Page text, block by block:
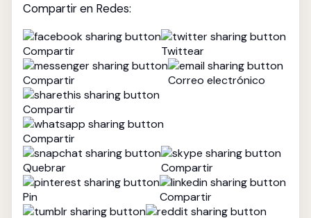
Compartir en Redes:
Compartir
Twittear
Compartir
Correo electrónico
Compartir
Compartir
Quebrar
Compartir
Pin
Compartir